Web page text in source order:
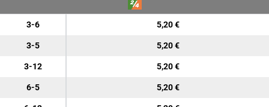
3-6 5,20 €
3-5 5,20 €
3-12 5,20 €
6-5 5,20 €